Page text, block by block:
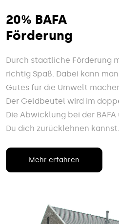
20% BAFA
Förderung
Durch staatliche Förderung
richtig Spaß. Dabei kann
Gutes für die Umwelt
Der Geldbeutel wird im
Die Abwicklung bei der
Du dich zurücklehnen kannst.
Mehr erfahren